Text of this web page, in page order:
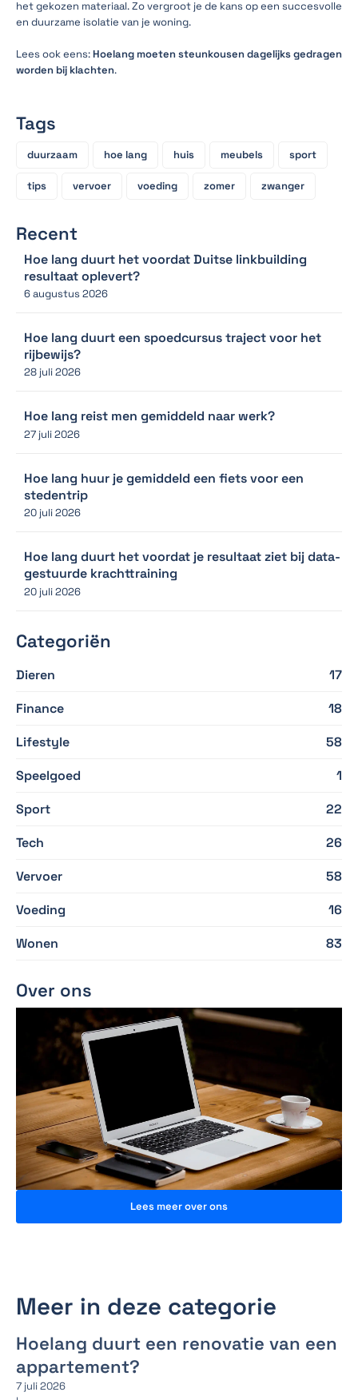
het gekozen materiaal. Zo vergroot je de kans op een succesvolle
en duurzame isolatie van je woning.
Lees ook eens:Hoelang moeten steunkousen dagelijks gedragen
worden bij klachten.
Tags
duurzaam hoe lang huis meubels sport
tips vervoer voeding zomer zwanger
Recent
Hoe lang duurt het voordat Duitse linkbuilding
resultaat oplevert?
6 augustus 2026
Hoe lang duurt een spoedcursus traject voor het
rijbewijs?
28 juli 2026
Hoe lang reist men gemiddeld naar werk?
27 juli 2026
Hoe lang huur je gemiddeld een fiets voor een
stedentrip
20 juli 2026
Hoe lang duurt het voordat je resultaat ziet bij data-
gestuurde krachttraining
20 juli 2026
Categoriën
Dieren
17
Finance
18
Lifestyle
58
Speelgoed
1
Sport
22
Tech
26
Vervoer
58
Voeding
16
Wonen
83
Over ons
Lees meer over ons
Meer in deze categorie
Hoelang duurt een renovatie van een
appartement?
7 juli 2026